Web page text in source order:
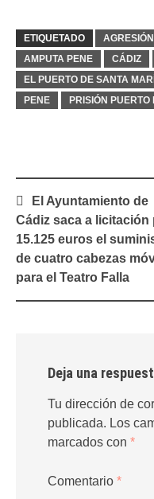
ETIQUETADO AGRESIÓN
AMPUTA PENE
CÁDIZ
EL PUERTO DE SANTA
PENE
PRISIÓN PUERTO
Navegación
de
entradas
El Ayuntamiento de
Cádiz saca a licitación
15.125 euros el
de cuatro cabezas
para el Teatro Falla
Deja una
Tu dirección de
publicada. Los
marcados con *
Comentario *